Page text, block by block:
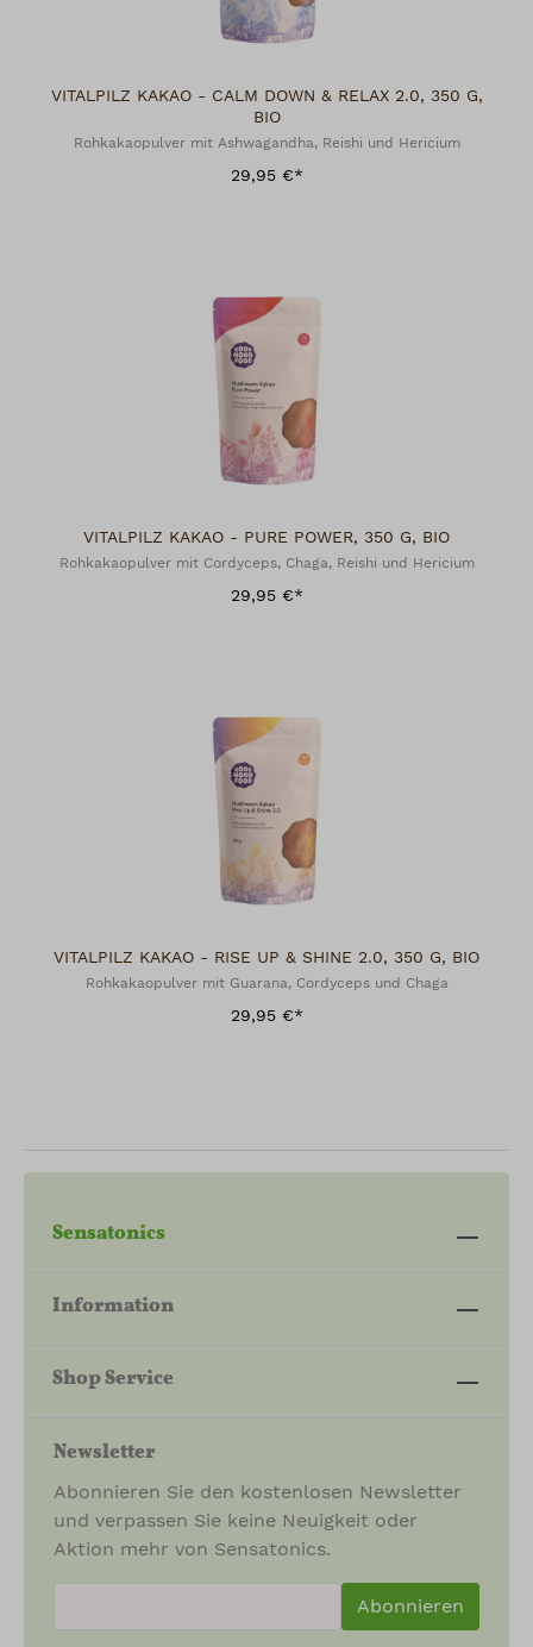
VITALPILZ KAKAO - CALM DOWN & RELAX 2.0, 350 G,
BIO
Rohkakaopulver mit Ashwagandha, Reishi und Hericium
29,95 €*
VITALPILZ KAKAO - PURE POWER, 350 G, BIO
Rohkakaopulver mit Cordyceps, Chaga, Reishi und Hericium
29,95 €*
VITALPILZ KAKAO - RISE UP & SHINE 2.0, 350 G, BIO
Rohkakaopulver mit Guarana, Cordyceps und Chaga
29,95 €*
Sensatonics
Information
Shop Service
Newsletter
Abonnieren Sie den kostenlosen Newsletter
und verpassen Sie keine Neuigkeit oder
Aktion mehr von Sensatonics.
Abonnieren